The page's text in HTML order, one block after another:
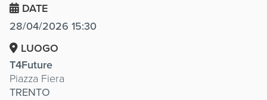
DATE
28/04/2026 15:30
LUOGO
T4Future
Piazza Fiera
TRENTO